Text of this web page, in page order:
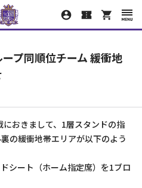
プ同順位チーム 緩衝地
おきまして、1層スタンドの指
の緩衝地帯エリアが以下のよう
シート（ホーム指定席）を1ブロ